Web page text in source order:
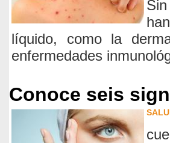
líquido, como la
enfermedades
Conoce seis